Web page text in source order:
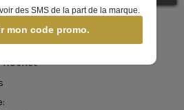
Plaque
3/8 Pour
Rocket
des SMS de la part de la marque.
mon code promo.